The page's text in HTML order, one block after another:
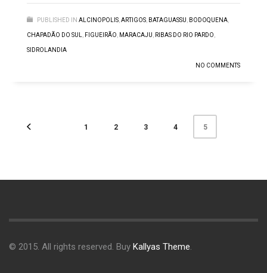
PUBLISHED IN ALCINOPOLIS ARTIGOS BATAGUASSU BODOQUENA
CHAPADÃO DO SUL FIGUEIRÃO MARACAJU RIBAS DO RIO PARDO
SIDROLANDIA
NO COMMENTS
1 2 3 4 5
© 2015. All rights reserved. Buy Kallyas Theme.